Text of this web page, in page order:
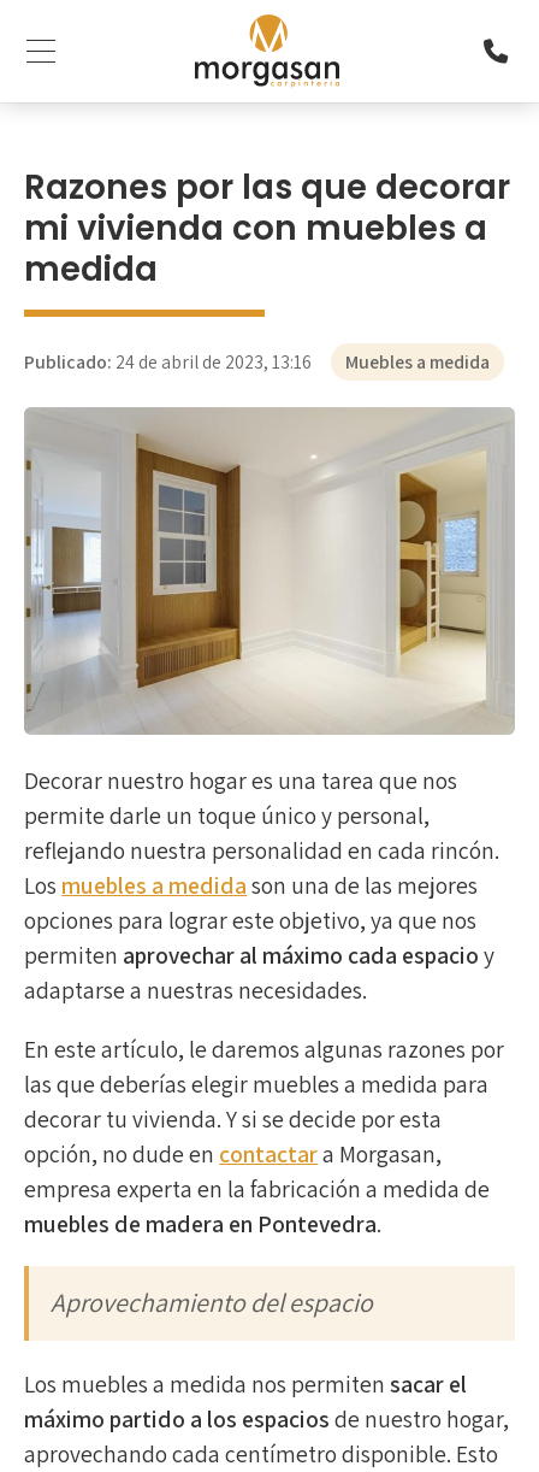
Razones por las que decorar
mi vivienda con muebles a
medida
Publicado: 24 de abril de 2023, 13:16 Muebles a medida
Decorar nuestro hogar es una tarea que nos
permite darle un toque único y personal,
reflejando nuestra personalidad en cada rincón.
Los muebles a medidason una de las mejores
opciones para lograr este objetivo, ya que nos
permiten aprovechar al máximo cada espacioy
adaptarse a nuestras necesidades.
En este artículo, le daremos algunas razones por
las que deberías elegir muebles a medida para
decorar tu vivienda. Y si se decide por esta
opción, no dude en contactara Morgasan,
empresa experta en la fabricación a medida de
muebles de madera en Pontevedra.
Aprovechamiento del espacio
Los muebles a medida nos permitensacar el
máximo partido a los espaciosde nuestro hogar,
aprovechando cada centímetro disponible. Esto